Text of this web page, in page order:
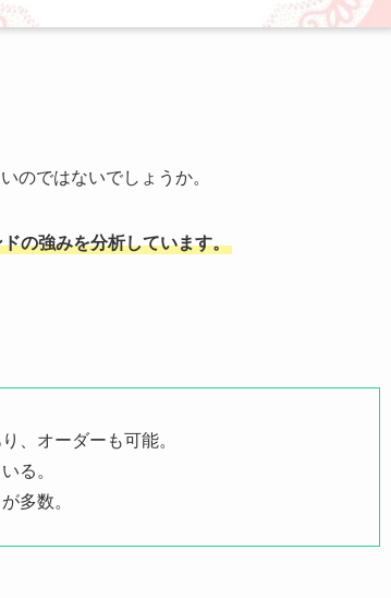
のではないでしょうか。
の強みを分析しています。
、オーダーも可能。
る。
多数。